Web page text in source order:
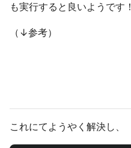
も実行すると良いようです！
（↓参考）
これにてようやく解決し、